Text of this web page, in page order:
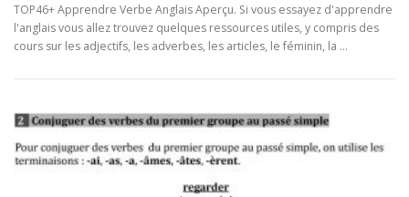
TOP46+ Apprendre Verbe Anglais Aperçu. Si vous essayez d'apprendre
l'anglais vous allez trouvez quelques ressources utiles, y compris des
cours sur les adjectifs, les adverbes, les articles, le féminin, la …